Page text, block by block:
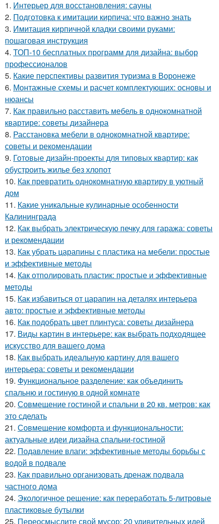
1. Интерьер для восстановления: сауны
2. Подготовка к имитации кирпича: что важно знать
3. Имитация кирпичной кладки своими руками:
пошаговая инструкция
4. ТОП-10 бесплатных программ для дизайна: выбор
профессионалов
5. Какие перспективы развития туризма в Воронеже
6. Монтажные схемы и расчет комплектующих: основы и
нюансы
7. Как правильно расставить мебель в однокомнатной
квартире: советы дизайнера
8. Расстановка мебели в однокомнатной квартире:
советы и рекомендации
9. Готовые дизайн-проекты для типовых квартир: как
обустроить жилье без хлопот
10. Как превратить однокомнатную квартиру в уютный
дом
11. Какие уникальные кулинарные особенности
Калининграда
12. Как выбрать электрическую печку для гаража: советы
и рекомендации
13. Как убрать царапины с пластика на мебели: простые
и эффективные методы
14. Как отполировать пластик: простые и эффективные
методы
15. Как избавиться от царапин на деталях интерьера
авто: простые и эффективные методы
16. Как подобрать цвет плинтуса: советы дизайнера
17. Виды картин в интерьере: как выбрать подходящее
искусство для вашего дома
18. Как выбрать идеальную картину для вашего
интерьера: советы и рекомендации
19. Функциональное разделение: как объединить
спальню и гостиную в одной комнате
20. Совмещение гостиной и спальни в 20 кв. метров: как
это сделать
21. Совмещение комфорта и функциональности:
актуальные идеи дизайна спальни-гостиной
22. Подавление влаги: эффективные методы борьбы с
водой в подвале
23. Как правильно организовать дренаж подвала
частного дома
24. Экологичное решение: как переработать 5-литровые
пластиковые бутылки
25. Переосмыслите свой мусор: 20 удивительных идей